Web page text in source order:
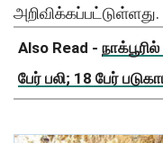
அறிவிக்கப்பட்டுள்ளது.
Also Read -
பேர் பலி; 18 பேர்